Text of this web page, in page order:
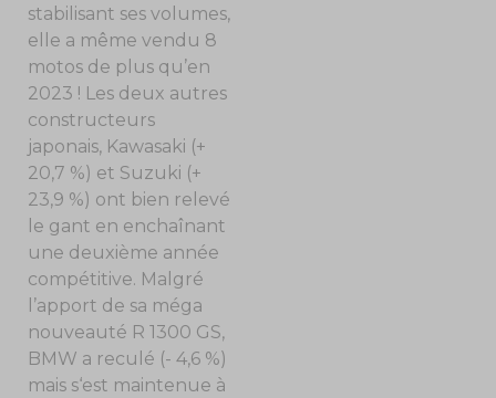
stabilisant ses volumes,
elle a même vendu 8
motos de plus qu’en
2023 ! Les deux autres
constructeurs
japonais, Kawasaki (+
20,7 %) et Suzuki (+
23,9 %) ont bien relevé
le gant en enchaînant
une deuxième année
compétitive. Malgré
l’apport de sa méga
nouveauté R 1300 GS,
BMW a reculé (- 4,6 %)
mais s‘est maintenue à